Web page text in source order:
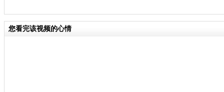
您看完该视频的心情